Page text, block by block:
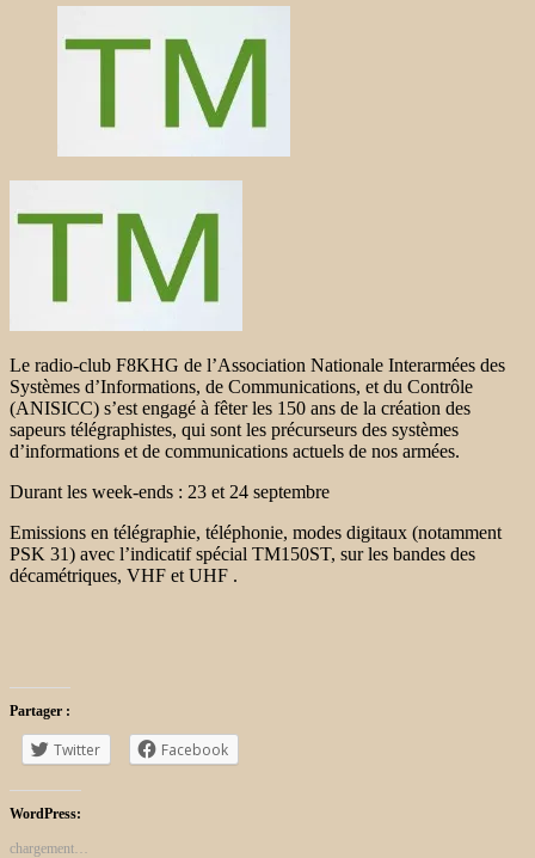
Le radio-club F8KHG de l’Association Nationale Interarmées des
Systèmes d’Informations, de Communications, et du Contrôle
(ANISICC) s’est engagé à fêter les 150 ans de la création des
sapeurs télégraphistes, qui sont les précurseurs des systèmes
d’informations et de communications actuels de nos armées.
Durant les week-ends : 23 et 24 septembre
Emissions en télégraphie, téléphonie, modes digitaux (notamment
PSK 31) avec l’indicatif spécial TM150ST, sur les bandes des
décamétriques, VHF et UHF .
Partager :
Twitter Facebook
WordPress:
chargement…